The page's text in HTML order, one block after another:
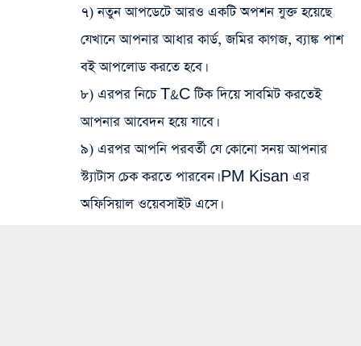
৭) নতুন আপডেটে আরও একটি অপশন যুক্ত হয়েছে
যেখানে আপনার আধার কার্ড, জমির কাগজ, ব্যাঙ্ক পাশ
বই আপলোড করতে হবে।
৮) এরপর নিচে T&C টিক দিয়ে সাবমিট করতেই
আপনার আবেদন হয়ে যাবে।
৯) এরপর আপনি পরবর্তী যে কোনো সনয় আপনার
স্ট্যাটাস চেক করতে পারবেন। PM Kisan এর
অফিসিয়াল ওয়েবসাইট এসে।